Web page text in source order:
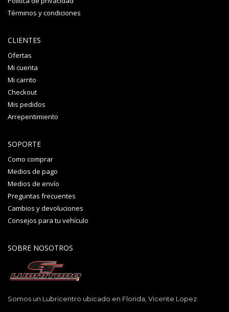
Términos y condiciones
CLIENTES
Ofertas
Mi cuenta
Mi carrito
Checkout
Mis pedidos
Arrepentimiento
SOPORTE
Como comprar
Medios de pago
Medios de envío
Preguntas frecuentes
Cambios y devoluciones
Consejos para tu vehículo
SOBRE NOSOTROS
Somos un Lubricentro ubicado en Florida, Vicente Lopez.